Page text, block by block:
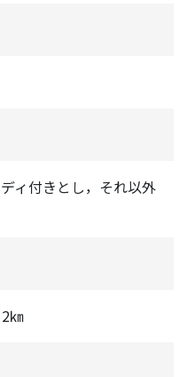
ィ付きとし，それ以外
2㎞